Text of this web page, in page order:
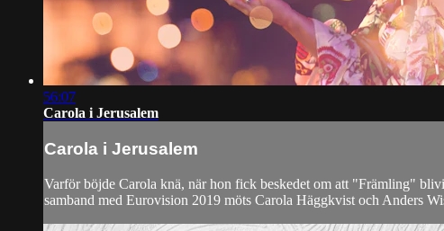
56:07
Carola i Jerusalem
Carola i Jerusalem
Varför böjde Carola knä, när hon fick beskedet om att "Främling"
samband med Eurovision 2019 möts Carola Häggkvist och Anders